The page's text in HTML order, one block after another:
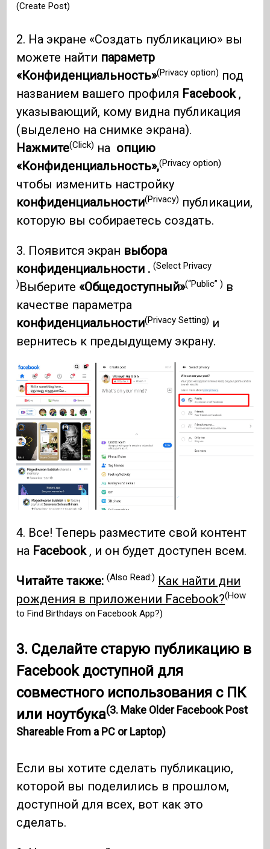
(Create Post)
2. На экране «Создать публикацию» вы
можете найти параметр
«Конфиденциальность»(Privacy option) под
названием вашего профиля Facebook,
указывающий, кому видна публикация
(выделено на снимке экрана).
Нажмите(Click) на опцию
«Конфиденциальность»,(Privacy option)
чтобы изменить настройку
конфиденциальности(Privacy) публикации,
которую вы собираетесь создать.
3. Появится экран выбора
конфиденциальности .(Select Privacy
)Выберите «Общедоступный»(“Public” ) в
качестве параметра
конфиденциальности(Privacy Setting) и
вернитесь к предыдущему экрану.
4. Все! Теперь разместите свой контент
на Facebook, и он будет доступен всем.
Читайте также:(Also Read:) Как найти дни
рождения в приложении Facebook?(How
to Find Birthdays on Facebook App?)
3. Сделайте старую публикацию в
Facebook доступной для
совместного использования с ПК
или ноутбука(3. Make Older Facebook Post
Shareable From a PC or Laptop)
Если вы хотите сделать публикацию,
которой вы поделились в прошлом,
доступной для всех, вот как это
сделать.